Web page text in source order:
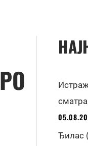
Ђилас